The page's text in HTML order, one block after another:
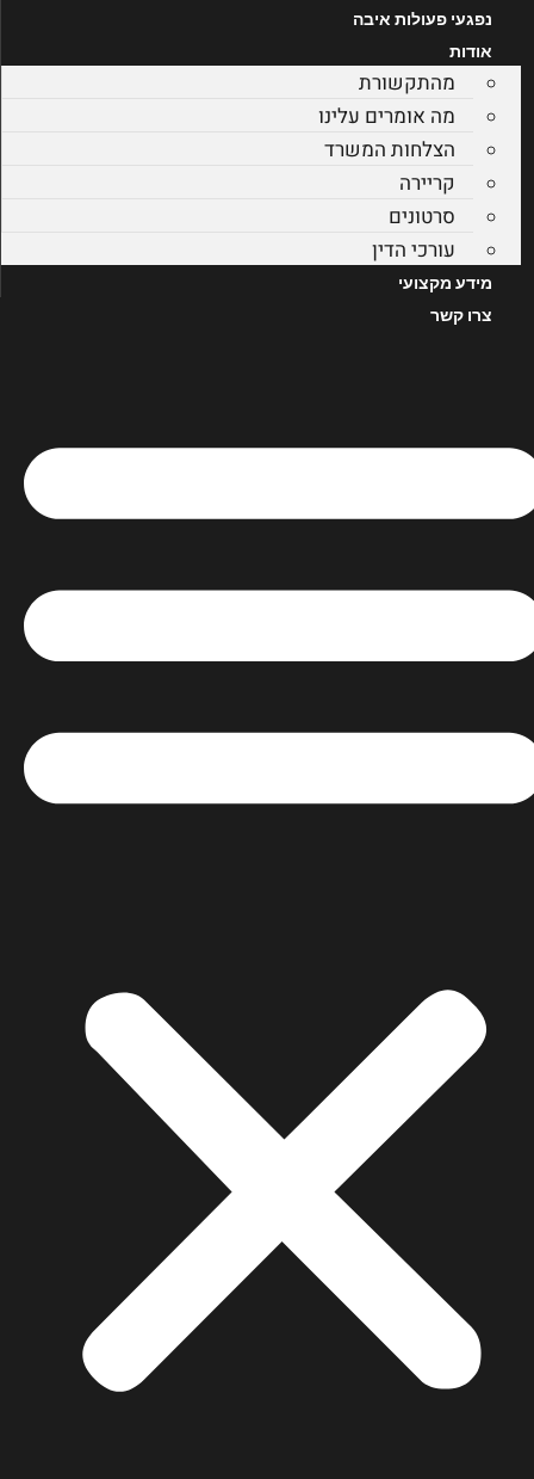
נפגעי פעולות איבה
אודות
מהתקשורת
מה אומרים עלינו
הצלחות המשרד
קריירה
סרטונים
עורכי הדין
מידע מקצועי
צרו קשר